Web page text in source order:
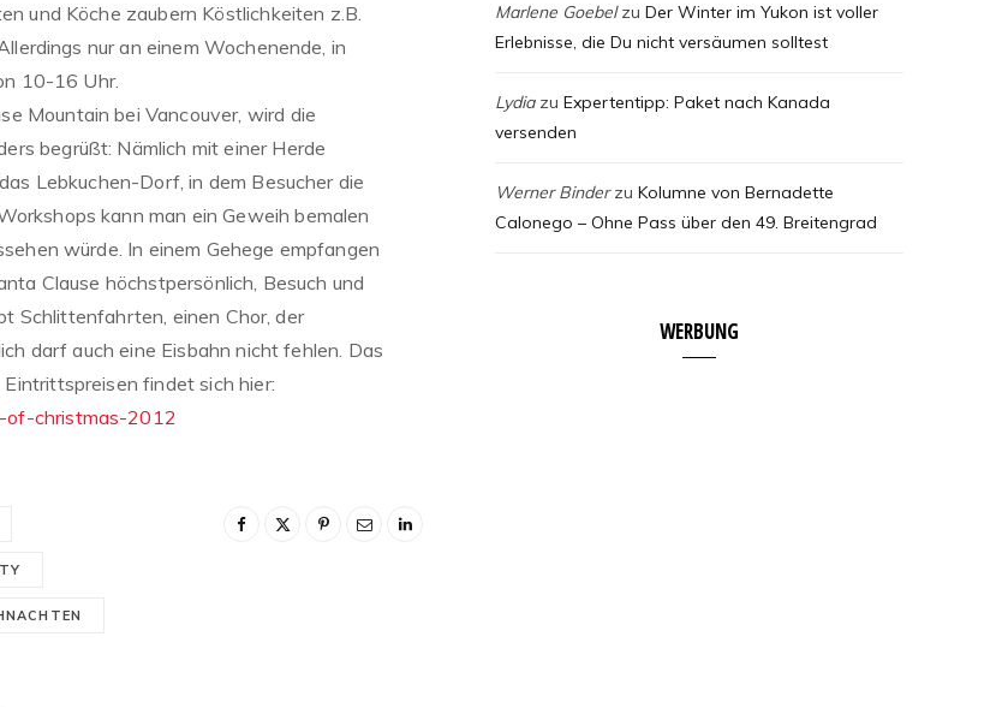
und Köche zaubern Köstlichkeiten z.B.
nur an einem Wochenende, in
10-16 Uhr.
Mountain bei Vancouver, wird die
begrüßt: Nämlich mit einer Herde
Lebkuchen-Dorf, in dem Besucher die
kann man ein Geweih bemalen
würde. In einem Gehege empfangen
Clause höchstpersönlich, Besuch und
Schlittenfahrten, einen Chor, der
darf auch eine Eisbahn nicht fehlen. Das
findet sich hier:
of-christmas-2012
Marlene Goebelzu Der Winter im Yukon ist voller
Erlebnisse, die Du nicht versäumen solltest
Lydiazu Expertentipp: Paket nach Kanada
versenden
Werner Binderzu Kolumne von Bernadette
Calonego – Ohne Pass über den 49. Breitengrad
WERBUNG